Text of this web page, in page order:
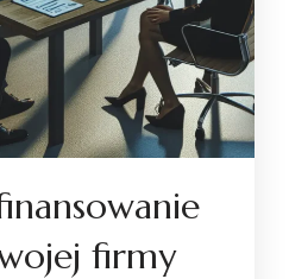
firmy